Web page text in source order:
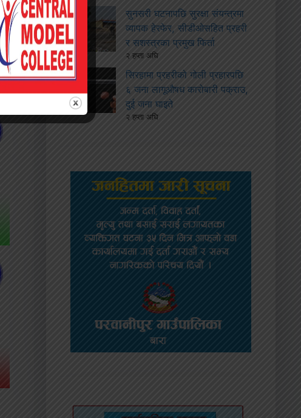
सुनसरी घटनापछि सुरक्षा संयन्त्रमा
व्यापक हेरफेर, सीडीओसहित प्रहरी
र सशस्त्रका प्रमुख फिर्ता
२ हप्ता अघि
सिरहामा प्रहरीको गोली प्रहारपछि
६ जना लागूऔषध कारोबारी पक्राउ,
दुई जना घाइते
२ हप्ता अघि